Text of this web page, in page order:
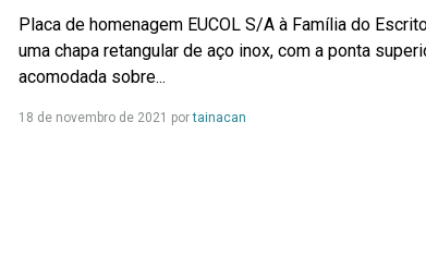
Placa de homenagem EUCOL S/A à Família do
uma chapa retangular de aço inox, com a ponta
acomodada sobre...
18 de novembro de 2021 portainacanLeia